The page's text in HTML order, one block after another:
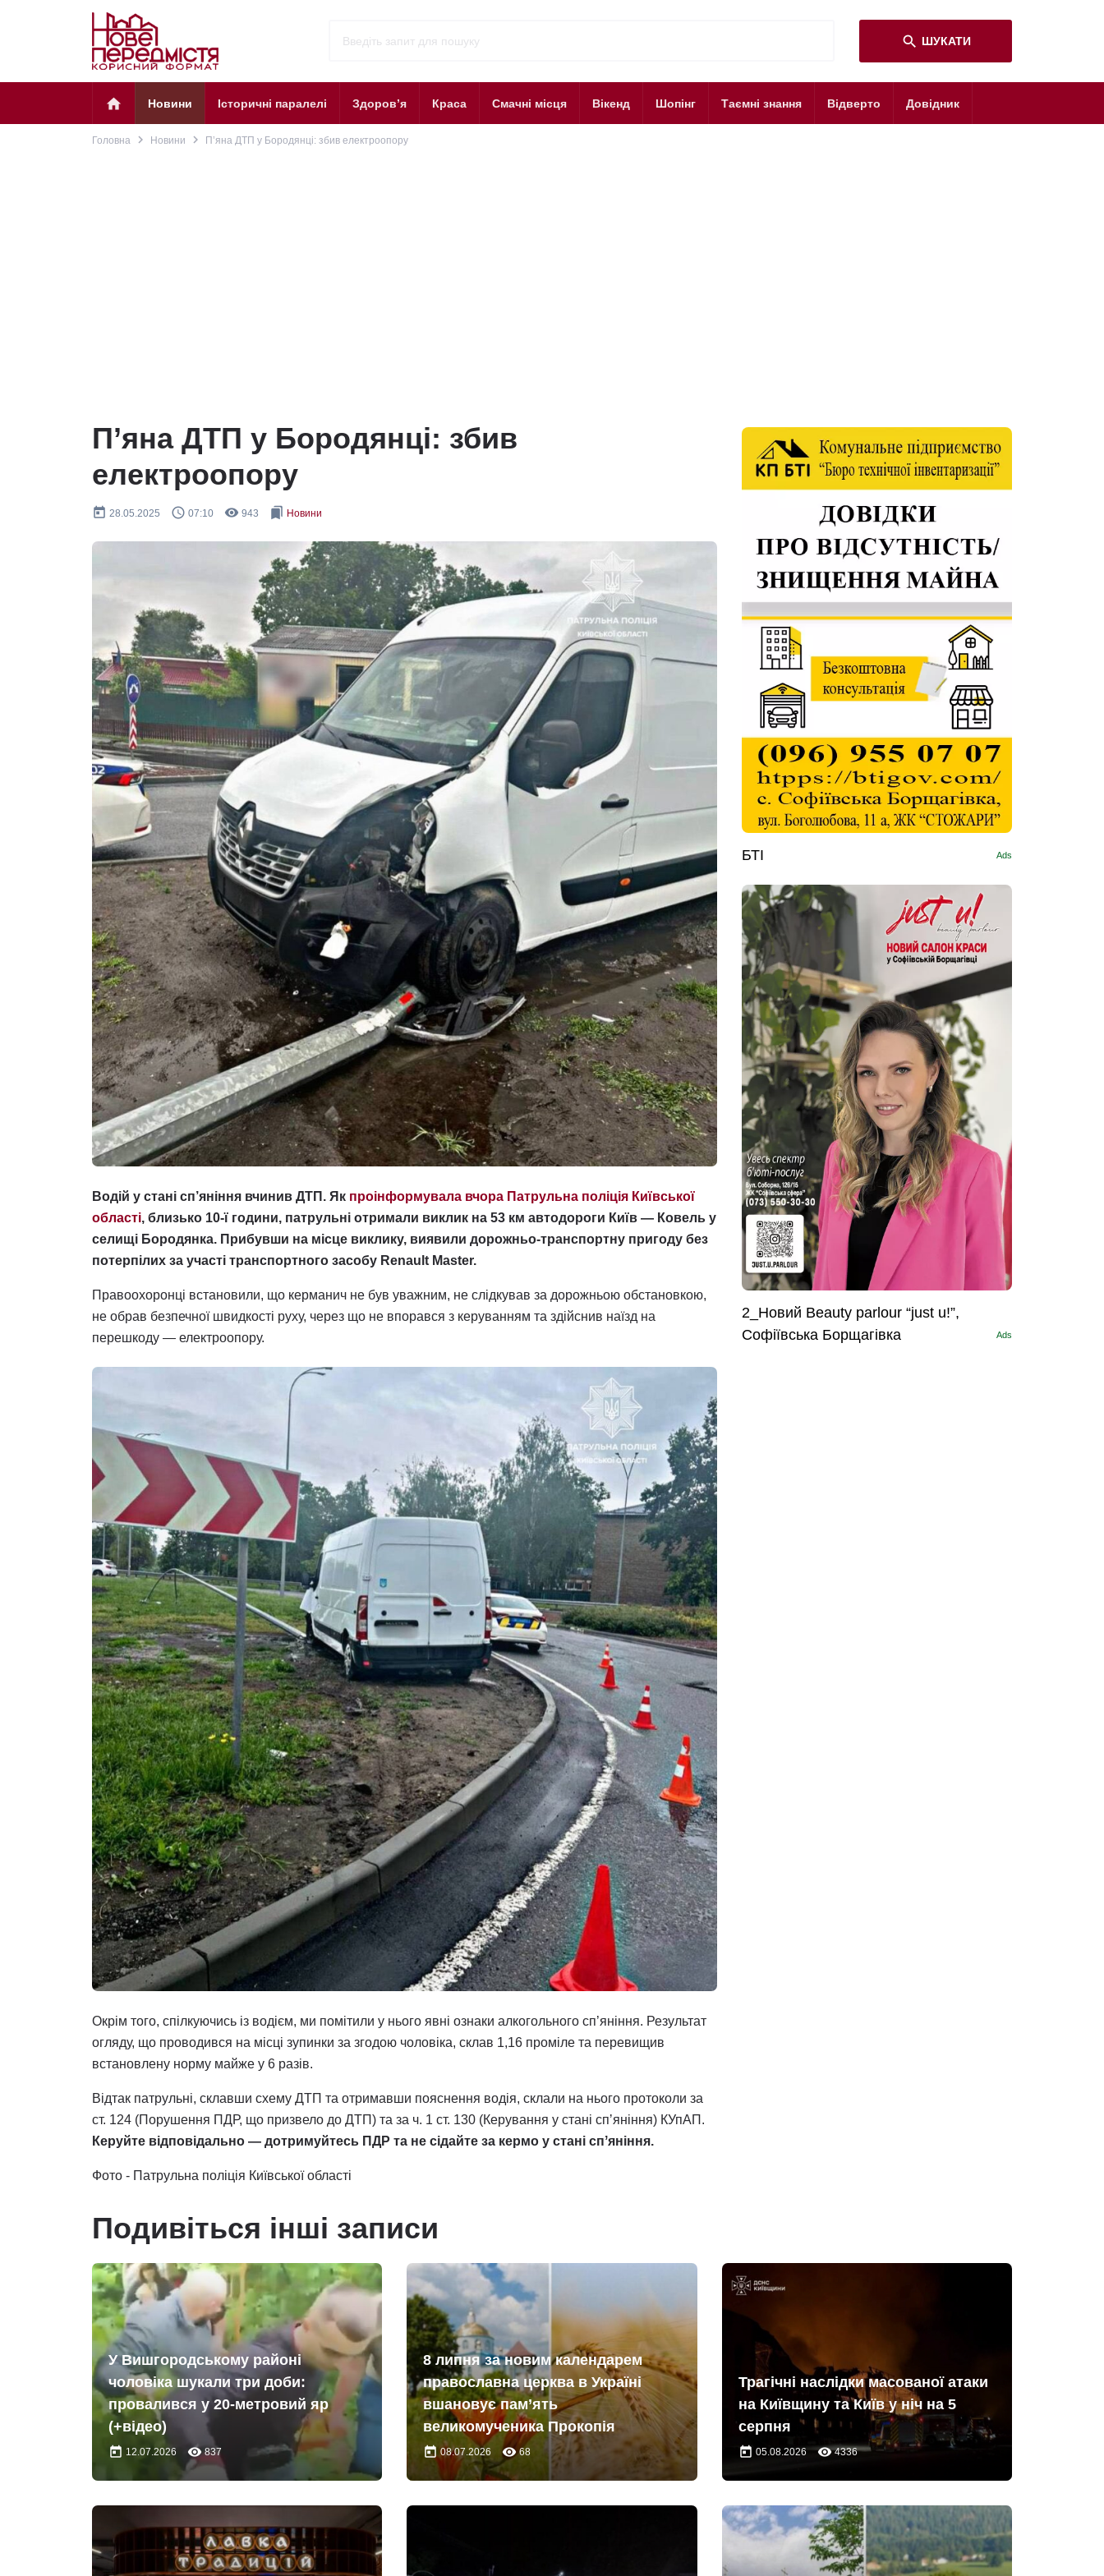
search ШУКАТИ
home Новини Історичні паралелі Здоров’я Краса Смачні місця Вікенд Шопінг Таємні знання Відверто Довідник
Головна navigate_next Новини navigate_next П’яна ДТП у Бородянці: збив електроопору
П’яна ДТП у Бородянці: збив
електроопору
today 28.05.2025 query_builder 07:10 remove_red_eye 943 bookmarks Новини
Водій у стані сп’яніння вчинив ДТП. Як проінформувала вчора Патрульна поліція Київської
області, близько 10-ї години, патрульні отримали виклик на 53 км автодороги Київ — Ковель у
селищі Бородянка. Прибувши на місце виклику, виявили дорожньо-транспортну пригоду без
потерпілих за участі транспортного засобу Renault Master.
Правоохоронці встановили, що керманич не був уважним, не слідкував за дорожньою обстановкою,
не обрав безпечної швидкості руху, через що не впорався з керуванням та здійснив наїзд на
перешкоду — електроопору.
Окрім того, спілкуючись із водієм, ми помітили у нього явні ознаки алкогольного сп’яніння. Результат
огляду, що проводився на місці зупинки за згодою чоловіка, склав 1,16 проміле та перевищив
встановлену норму майже у 6 разів.
Відтак патрульні, склавши схему ДТП та отримавши пояснення водія, склали на нього протоколи за
ст. 124 (Порушення ПДР, що призвело до ДТП) та за ч. 1 ст. 130 (Керування у стані спʼяніння) КУпАП.
Керуйте відповідально — дотримуйтесь ПДР та не сідайте за кермо у стані спʼяніння.
Фото - Патрульна поліція Київської області
БТІ Ads
2_Новий Beauty parlour “just u!”,
Софіївська Борщагівка
Ads
Подивіться інші записи
У Вишгородському районі
чоловіка шукали три доби:
провалився у 20-метровий яр
(+відео)
today 12.07.2026 remove_red_eye837
8 липня за новим календарем
православна церква в Україні
вшановує пам’ять
великомученика Прокопія
today 08.07.2026 remove_red_eye68
Трагічні наслідки масованої атаки
на Київщину та Київ у ніч на 5
серпня
today 05.08.2026 remove_red_eye4336